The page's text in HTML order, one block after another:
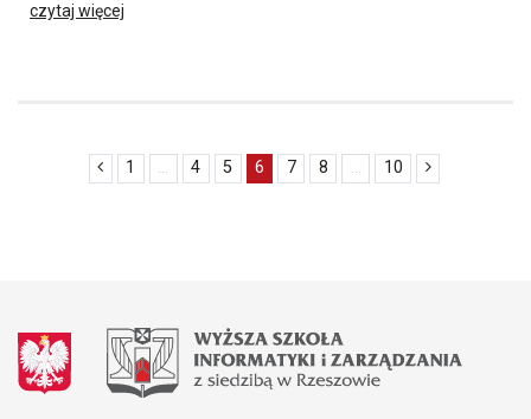
czytaj więcej
1 ... 4 5 6 7 8 ... 10